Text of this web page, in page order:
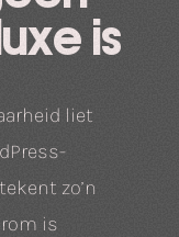
is
liet
zo’n
is